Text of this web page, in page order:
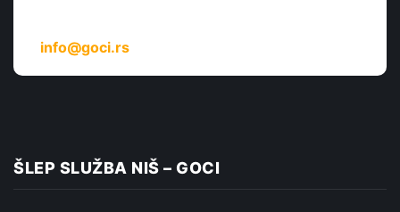
info@goci.rs
ŠLEP SLUŽBA NIŠ – GOCI